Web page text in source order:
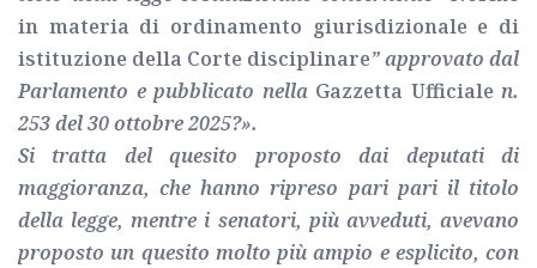
in materia di ordinamento giurisdizionale e di
istituzione della Corte disciplinare” approvato dal
Parlamento e pubblicato nella Gazzetta Ufficiale n.
253 del 30 ottobre 2025?».
Si tratta del quesito proposto dai deputati di
maggioranza, che hanno ripreso pari pari il titolo
della legge, mentre i senatori, più avveduti, avevano
proposto un quesito molto più ampio e esplicito, con